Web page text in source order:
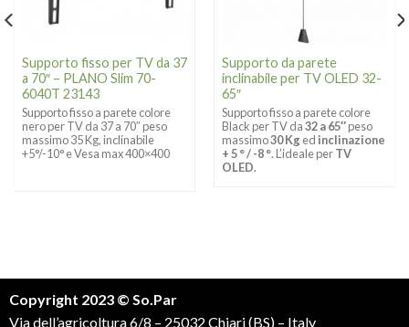
Supporto fisso per TV da 37
a 70″ – PLANO Slim 70-
6040T 23143
Supporto fisso a parete colore
nero per TV da 37 a 70″ peso
massimo 35 Kg, inclinabile
+5°/-10° e Vesa max 400×400
Supporto da parete
inclinabile per TV OLED 32-
65″
Supporto fisso a parete colore
Black per TV da32 a 65″peso
massimo30 Kg ed inclinazione
+ 5 ° / -8 °. L’ideale perTV
OLED.
Copyright 2023 © So.Par
Via dell’agricoltura 6/8 – 25032 Chiari (BS) – Italy